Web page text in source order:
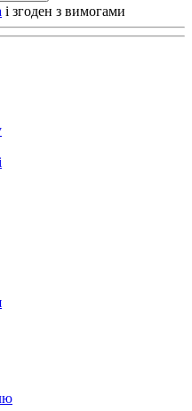
і згоден з вимогами